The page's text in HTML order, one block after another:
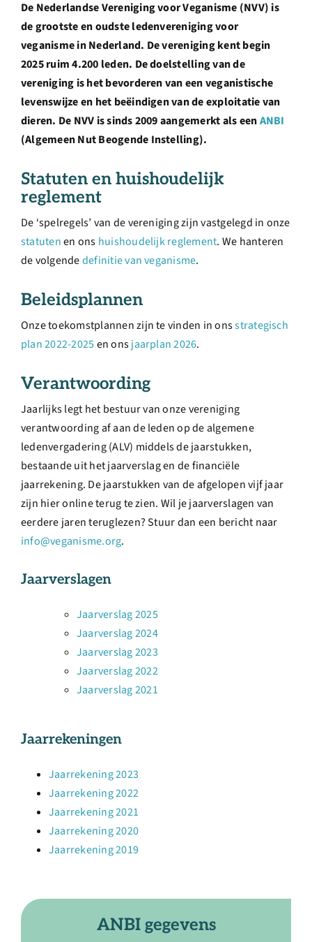
Over ons
Ondernemer
Contact
Doneren
Shop
English
De Nederlandse Vereniging voor Veganisme (NVV) is
de grootste en oudste ledenvereniging voor
veganisme in Nederland. De vereniging kent begin
2025 ruim 4.200 leden. De doelstelling van de
vereniging is het bevorderen van een veganistische
levenswijze en het beëindigen van de exploitatie van
dieren. De NVV is sinds 2009 aangemerkt als eenANBI
(Algemeen Nut Beogende Instelling).
Statuten en huishoudelijk
reglement
De ‘spelregels’ van de vereniging zijn vastgelegd in onze
statutenen ons huishoudelijk reglement. We hanteren
de volgendedefinitie van veganisme.
Beleidsplannen
Onze toekomstplannen zijn te vinden in onsstrategisch
plan 2022-2025en onsjaarplan 2026.
Verantwoording
Jaarlijks legt het bestuur van onze vereniging
verantwoording af aan de leden op de algemene
ledenvergadering (ALV) middels de jaarstukken,
bestaande uit het jaarverslag en de financiële
jaarrekening. De jaarstukken van de afgelopen vijf jaar
zijn hier online terug te zien. Wil je jaarverslagen van
eerdere jaren teruglezen? Stuur dan een bericht naar
info@veganisme.org.
Jaarverslagen
Jaarverslag 2025
Jaarverslag 2024
Jaarverslag 2023
Jaarverslag 2022
Jaarverslag 2021
Jaarrekeningen
Jaarrekening 2023
Jaarrekening 2022
Jaarrekening 2021
Jaarrekening 2020
Jaarrekening 2019
ANBI gegevens